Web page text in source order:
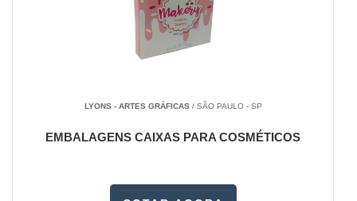
LYONS - ARTES GRÁFICAS/ SÃO PAULO - SP
EMBALAGENS CAIXAS PARA COSMÉTICOS